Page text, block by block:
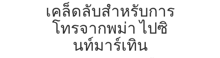
เคล็ดลับสำหรับการ
โทรจากพม่า ไปซิ
นท์มาร์เทิน